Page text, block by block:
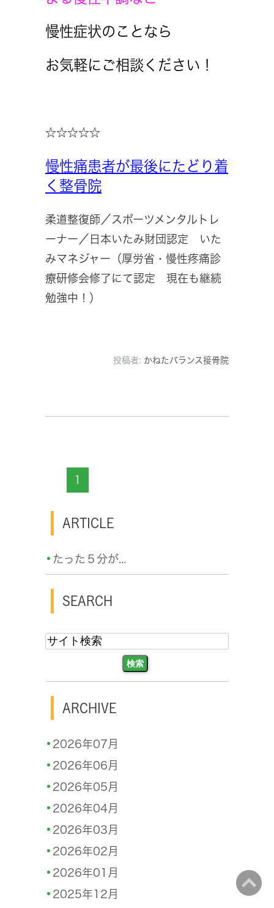
慢性症状のことなら
お気軽にご相談ください！
☆☆☆☆☆
慢性痛患者が最後にたどり着
く整骨院
柔道整復師／スポーツメンタルトレ
ーナー／日本いたみ財団認定 いた
みマネジャー（厚労省・慢性疼痛診
療研修会修了にて認定 現在も継続
勉強中！）
投稿者: かねたバランス接骨院
1
ARTICLE
たった５分が...
SEARCH
ARCHIVE
2026年07月
2026年06月
2026年05月
2026年04月
2026年03月
2026年02月
2026年01月
2025年12月